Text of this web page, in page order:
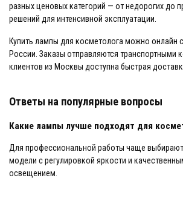
разных ценовых категорий — от недорогих до
решений для интенсивной эксплуатации.
Купить лампы для косметолога можно онлайн
России. Заказы отправляются транспортными
клиентов из Москвы доступна быстрая
Ответы на популярные вопросы
Какие лампы лучше подходят для
Для профессиональной работы чаще
модели с регулировкой яркости и
освещением.